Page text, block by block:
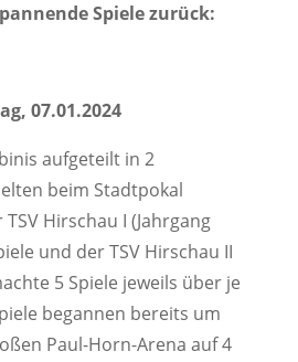
Spiele zurück:
07.01.2024
aufgeteilt in 2
beim Stadtpokal
Hirschau I (Jahrgang
und der TSV Hirschau II
5 Spiele jeweils über je
begannen bereits um
Paul-Horn-Arena auf 4